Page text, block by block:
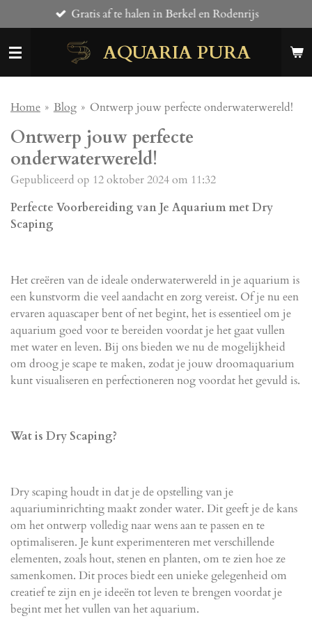
direct
naar
AQUARIA PURA
Gratis af te halen in Berkel en Rodenrijs
Home » Blog » Ontwerp jouw perfecte onderwaterwereld!
Ontwerp jouw perfecte
onderwaterwereld!
Gepubliceerd op 12 oktober 2024 om 11:32
Perfecte Voorbereiding van Je Aquarium met Dry
Scaping
Het creëren van de ideale onderwaterwereld in je aquarium is
een kunstvorm die veel aandacht en zorg vereist. Of je nu een
ervaren aquascaper bent of net begint, het is essentieel om je
aquarium goed voor te bereiden voordat je het gaat vullen
met water en leven. Bij ons bieden we nu de mogelijkheid
om droog je scapete maken, zodat je jouw droomaquarium
kunt visualiseren en perfectioneren nog voordat het gevuld is.
Wat is Dry Scaping?
Dry scaping houdt in dat je de opstelling van je
aquariuminrichting maakt zonder water. Dit geeft je de kans
om het ontwerp volledig naar wens aan te passen en te
optimaliseren. Je kunt experimenteren met verschillende
elementen, zoals hout, stenen en planten, om te zien hoe ze
samenkomen. Dit proces biedt een unieke gelegenheid om
creatief te zijn en je ideeën tot leven te brengen voordat je
begint met het vullen van het aquarium.